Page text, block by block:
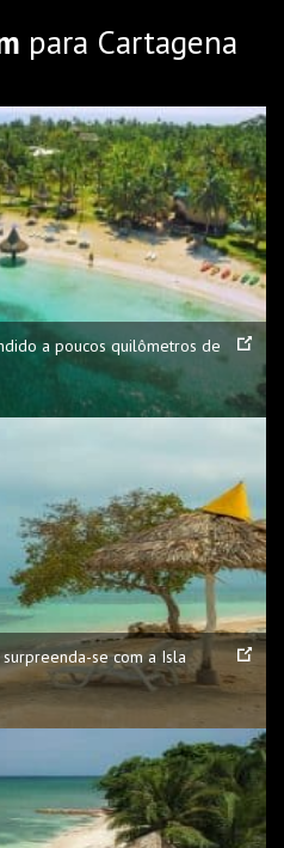
para Cartagena
a poucos quilômetros de
se com a Isla